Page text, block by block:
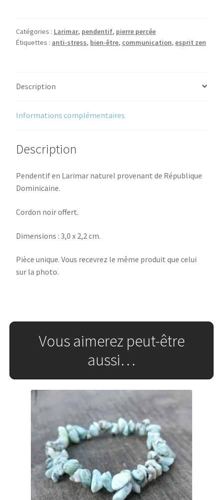
Catégories : Larimar, pendentif, pierre percée
Étiquettes : anti-stress, bien-être, communication, esprit zen
Description
Informations complémentaires
Description
Pendentif en Larimar naturel provenant de République
Dominicaine.
Cordon noir offert.
Dimensions : 3,0 x 2,2 cm.
Pièce unique. Vous recevrez le même produit que celui
sur la photo.
Vous aimerez peut-être
aussi…